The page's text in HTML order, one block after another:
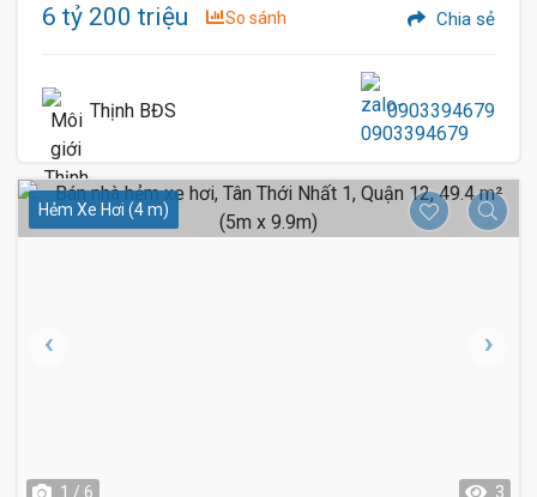
6 tỷ 200 triệu So sánh Chia sẻ
Thịnh BĐS 0903394679
Hẻm Xe Hơi (4 m)
1 / 6 3